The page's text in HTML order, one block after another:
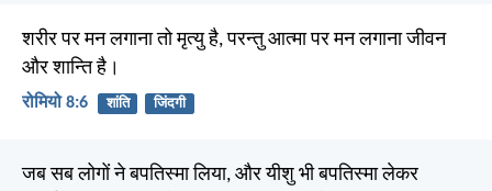
शरीर पर मन लगाना तो मृत्यु है, परन्तु आत्मा पर मन लगाना जीवन
और शान्ति है।
रोमियो 8:6 शांति जिंदगी
जब सब लोगों ने बपतिस्मा लिया, और यीशु भी बपतिस्मा लेकर